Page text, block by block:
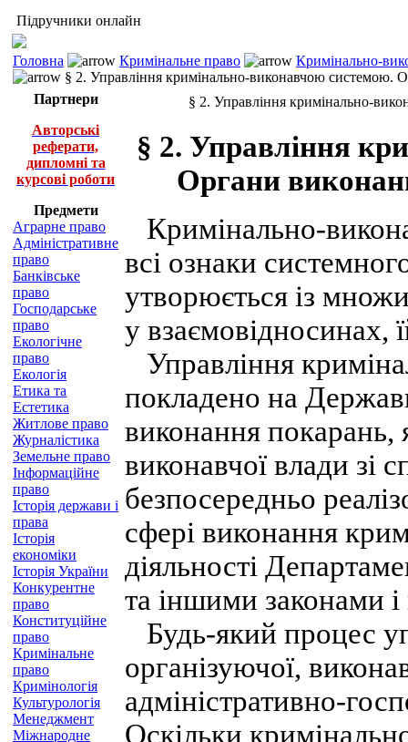
Підручники онлайн
Головна Кримінальне право
Кримінально-
§ 2. Управління кримінально-виконавчою системою.
Партнери
Авторські
реферати,
дипломні та
курсові роботи
Предмети
Аграрне право
Адміністративне
право
Банківське
право
Господарське
право
Екологічне
право
Екологія
Етика та
Естетика
Житлове право
Журналістика
Земельне право
Інформаційне
право
Історія держави і
права
Історія
економіки
Історія України
Конкурентне
право
Конституційне
право
Кримінальне
право
Кримінологія
Культурологія
Менеджмент
Міжнародне
§ 2. Управління кримінально-
§ 2. Управління
Органи
Кримінально-
всі ознаки
утворюється із
у взаємовідносинах,
Управління
покладено на
виконання
виконавчої влади зі
безпосередньо
сфері виконання
діяльності
та іншими законами
Будь-який процес
організуючої,
адміністративно-
Оскільки